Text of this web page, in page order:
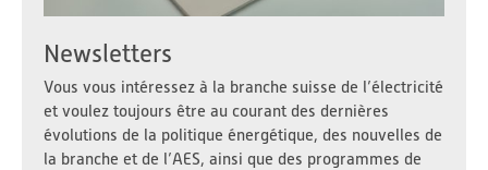
Newsletters
Vous vous intéressez à la branche suisse de l’électricité
et voulez toujours être au courant des dernières
évolutions de la politique énergétique, des nouvelles de
la branche et de l’AES, ainsi que des programmes de